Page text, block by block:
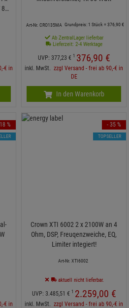
€ in
Art-Nr. CRO135MA Grundpreis: 1 Stück = 376,90€
Ab ZentralLager lieferbar
Lieferzeit: 2-4 Werktage
UVP: 377,23 € 1 376,90 €
inkl. MwSt. zzgl Versand - frei ab 90,-€ in
DE
In den Warenkorb
€ in
%
Crown XTI 6002 2 x 2100W an 4
Ohm, DSP, Freuqenzweiche, EQ,
Limiter integiert!
Art-Nr. XTI6002
aktuell nicht lieferbar.
UVP: 3.485,51 € 1 2.259,00 €
inkl. MwSt. zzgl Versand - frei ab 90,-€ in
- 35 %
TOPSELLER